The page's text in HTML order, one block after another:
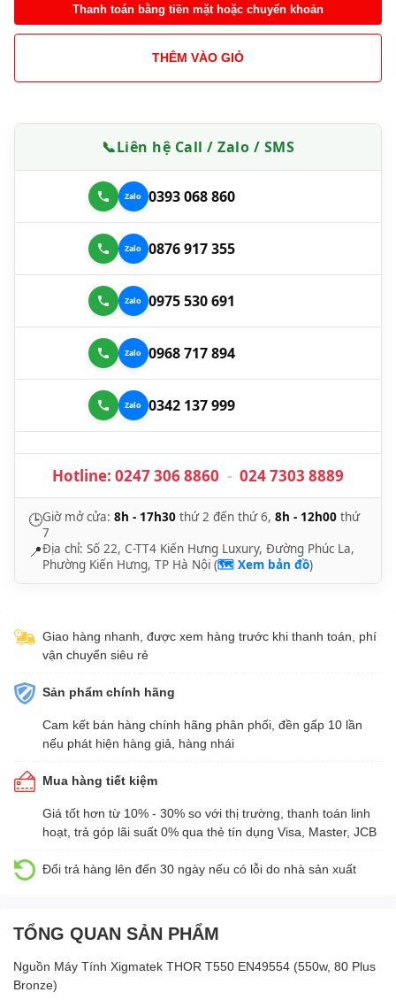
Thanh toán bằng tiền mặt hoặc chuyển khoản
THÊM VÀO GIỎ
📞Liên hệ Call / Zalo / SMS
0393 068 860
0876 917 355
0975 530 691
0968 717 894
0342 137 999
Hotline: 0247 306 8860 - 024 7303 8889
🕒Giờ mở cửa: 8h - 17h30 thứ 2 đến thứ 6, 8h - 12h00 thứ
7
📍Địa chỉ: Số 22, C-TT4 Kiến Hưng Luxury, Đường Phúc La,
Phường Kiến Hưng, TP Hà Nội (🗺️ Xem bản đồ)
Giao hàng nhanh, được xem hàng trước khi thanh toán, phí
vận chuyển siêu rẻ
Sản phẩm chính hãng
Cam kết bán hàng chính hãng phân phối, đền gấp 10 lần
nếu phát hiện hàng giả, hàng nhái
Mua hàng tiết kiệm
Giá tốt hơn từ 10% - 30% so với thị trường, thanh toán linh
hoạt, trả góp lãi suất 0% qua thẻ tín dụng Visa, Master, JCB
Đổi trả hàng lên đến 30 ngày nếu có lỗi do nhà sản xuất
TỔNG QUAN SẢN PHẨM
Nguồn Máy Tính Xigmatek THOR T550 EN49554 (550w, 80 Plus
Bronze)